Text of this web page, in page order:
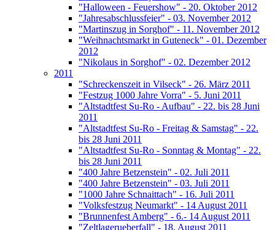
"Halloween - Feuershow" - 20. Oktober 2012
"Jahresabschlussfeier" - 03. November 2012
"Martinszug in Sorghof" - 11. November 2012
"Weihnachtsmarkt in Guteneck" - 01. Dezember
2012
"Nikolaus in Sorghof" - 02. Dezember 2012
2011
"Schreckenszeit in Vilseck" - 26. März 2011
"Festzug 1000 Jahre Vorra" - 5. Juni 2011
"Altstadtfest Su-Ro - Aufbau" - 22. bis 28 Juni
2011
"Altstadtfest Su-Ro - Freitag & Samstag" - 22.
bis 28 Juni 2011
"Altstadtfest Su-Ro - Sonntag & Montag" - 22.
bis 28 Juni 2011
"400 Jahre Betzenstein" - 02. Juli 2011
"400 Jahre Betzenstein" - 03. Juli 2011
"1000 Jahre Schnaittach" - 16. Juli 2011
"Volksfestzug Neumarkt" - 14 August 2011
"Brunnenfest Amberg" - 6.- 14 August 2011
"Zeltlagerueberfall" - 18. August 2011